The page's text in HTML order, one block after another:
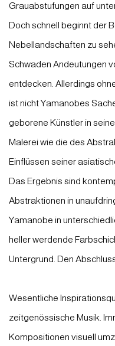
Grauabstufungen auf
Doch schnell beginnt der
Nebellandschaften zu
Schwaden Andeutungen
entdecken. Allerdings
ist nicht Yamanobes
geborene Künstler in
Malerei wie die des
Einflüssen seiner
Das Ergebnis sind
Abstraktionen in
Yamanobe in
heller werdende
Untergrund. Den
Wesentliche
zeitgenössische Musik.
Kompositionen visuell